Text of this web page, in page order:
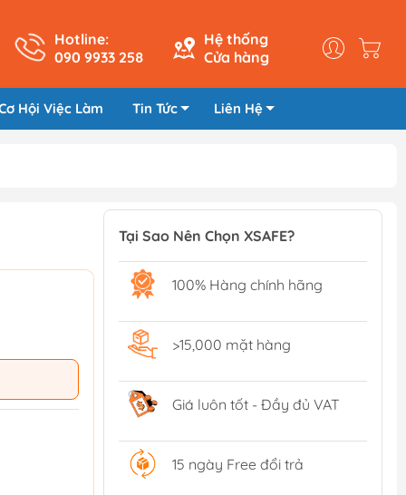
Hotline:
090 9933 258
Hệ thống
Cửa hàng
Hội Việc Làm Tin Tức Liên Hệ
Tại Sao Nên Chọn XSAFE?
100% Hàng chính hãng
>15,000 mặt hàng
Giá luôn tốt - Đầy đủ VAT
15 ngày Free đổi trả